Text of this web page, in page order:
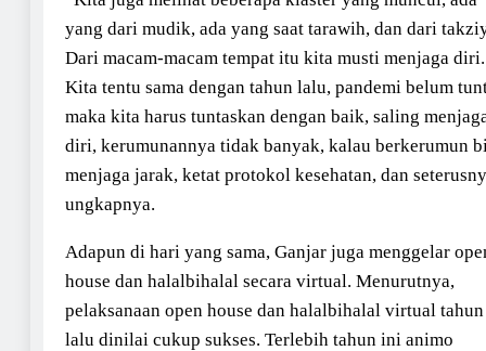
yang dari mudik, ada yang saat tarawih, dan dari
Dari macam-macam tempat itu kita musti menjaga diri.
Kita tentu sama dengan tahun lalu, pandemi belum
maka kita harus tuntaskan dengan baik, saling
diri, kerumunannya tidak banyak, kalau berkerumun
menjaga jarak, ketat protokol kesehatan, dan
ungkapnya.
Adapun di hari yang sama, Ganjar juga menggelar
house dan halalbihalal secara virtual. Menurutnya,
pelaksanaan open house dan halalbihalal virtual tahun
lalu dinilai cukup sukses. Terlebih tahun ini animo